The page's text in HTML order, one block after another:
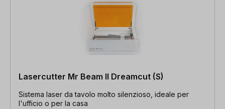
Lasercutter Mr Beam II Dreamcut (S)
Sistema laser da tavolo molto silenzioso, ideale per
l'ufficio o per la casa